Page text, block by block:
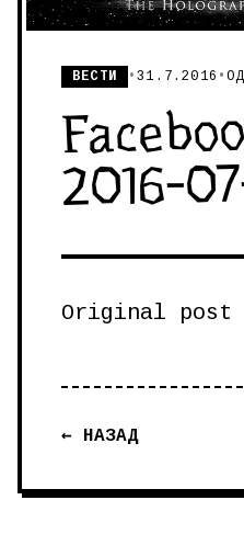
ВЕСТИ •31.7.2016 •ОД
2016-
Original post
← НАЗАД